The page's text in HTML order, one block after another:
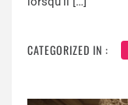
CATEGORIZED IN :